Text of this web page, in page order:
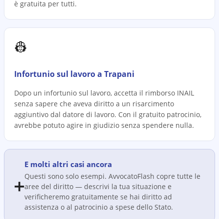
è gratuita per tutti.
👷
Infortunio sul lavoro a Trapani
Dopo un infortunio sul lavoro, accetta il rimborso INAIL
senza sapere che aveva diritto a un risarcimento
aggiuntivo dal datore di lavoro. Con il gratuito patrocinio,
avrebbe potuto agire in giudizio senza spendere nulla.
➕
E molti altri casi ancora
Questi sono solo esempi. AvvocatoFlash copre tutte le
aree del diritto — descrivi la tua situazione e
verificheremo gratuitamente se hai diritto ad
assistenza o al patrocinio a spese dello Stato.